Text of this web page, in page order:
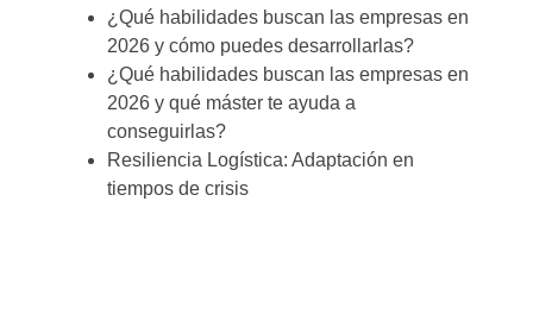
¿Qué habilidades buscan las empresas en
2026 y cómo puedes desarrollarlas?
¿Qué habilidades buscan las empresas en
2026 y qué máster te ayuda a
conseguirlas?
Resiliencia Logística: Adaptación en
tiempos de crisis